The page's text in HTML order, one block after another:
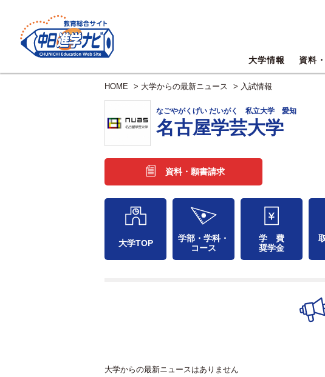
大学情報 資料
HOME > 大学からの最新ニュース > 入試情報
なごやがくげい だいがく 私立大学 愛知
名古屋学芸大学
資料・願書請求
大学TOP
学部・学科・
コース
学 費
奨学金
大学からの最新ニュースはありません